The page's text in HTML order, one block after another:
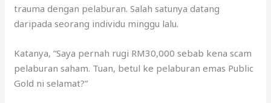
trauma dengan pelaburan. Salah satunya datang
daripada seorang individu minggu lalu.
Katanya, “Saya pernah rugi RM30,000 sebab kena scam
pelaburan saham. Tuan, betul ke pelaburan emas Public
Gold ni selamat?”